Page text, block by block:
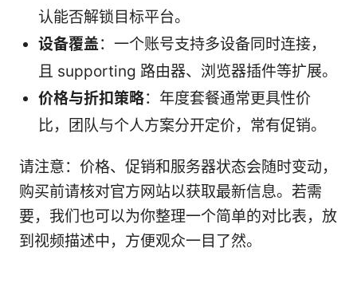
认能否解锁目标平台。
设备覆盖：一个账号支持多设备同时连接，
且 supporting 路由器、浏览器插件等扩展。
价格与折扣策略：年度套餐通常更具性价
比，团队与个人方案分开定价，常有促销。
请注意：价格、促销和服务器状态会随时变动，
购买前请核对官方网站以获取最新信息。若需
要，我们也可以为你整理一个简单的对比表，放
到视频描述中，方便观众一目了然。